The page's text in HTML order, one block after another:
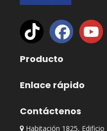
Producto
Enlace rápido
Contáctenos
 Habitación 1825,